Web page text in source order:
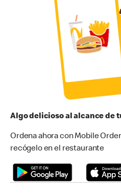
Algo delicioso al alcance de
Ordena ahora con Mobile
recógelo en el restaurante